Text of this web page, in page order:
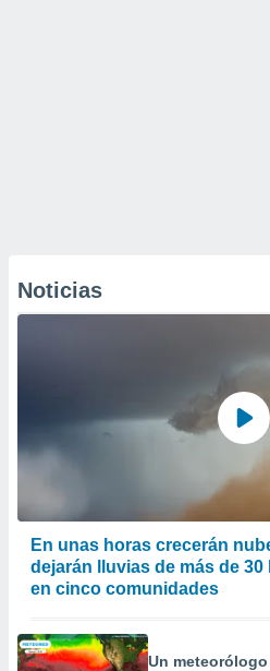
Noticias
En unas horas crecerán
dejarán lluvias de más de
en cinco comunidades
Un